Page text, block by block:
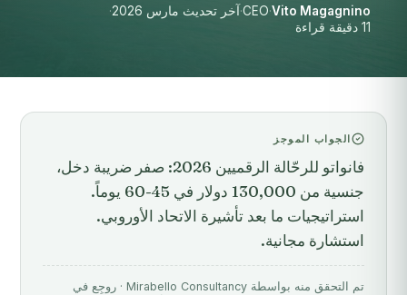
Vito Magagnino
·
CEO
·آخر تحديث مارس 2026
·
11 دقيقة قراءة
الجواب الموجز
فانواتو للرحّالة الرقميين 2026: صفر ضريبة دخل،
جنسية من 130,000 دولار في 45-60 يوماً.
استراتيجيات ما بعد تأشيرة الاتحاد الأوروبي.
استشارة مجانية.
تم التحقق منه بواسطة Mirabello Consultancy · روجِع في